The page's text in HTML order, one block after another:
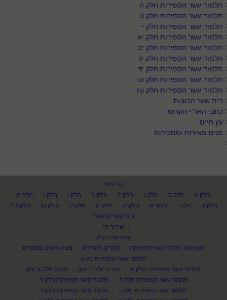
תלמוד עשר הספירות חלק ח
תלמוד עשר הספירות חלק ט
תלמוד עשר הספירות חלק י
תלמוד עשר הספירות חלק יא
תלמוד עשר הספירות חלק יב
תלמוד עשר הספירות חלק יג
תלמוד עשר הספירות חלק יד
תלמוד עשר הספירות חלק טו
תלמוד עשר הספירות חלק טז
בית שער הכוונות
כתבי האר"י הקדוש
עץ חיים
פנים מאירות ומסבירות
דף היומי
חלק א
חלק ב חלק ג חלק ד חלק ה חלק ו חלק ז
חלק ח
חלק ט
חלק י חלק יא חלק יב חלק יג חלק יד חלק טו
חלק ט"ז
בית שער הכוונות
שידור חי
הזמן סט תע"ס
הזמן סט תלמוד עשר הספירות
ספרים להורדה
מנוע חיפוש בספרים
תלמוד עשר הספירות בעיון
תלמוד עשר הספירות חלק א
תע"ס חלק ב' עיון
תע"ס חלק ג' עיון
תלמוד עשר הספירות חלק ד
תלמוד עשר הספירות חלק ה
תלמוד עשר הספירות חלק ו
תלמוד עשר הספירות חלק ז